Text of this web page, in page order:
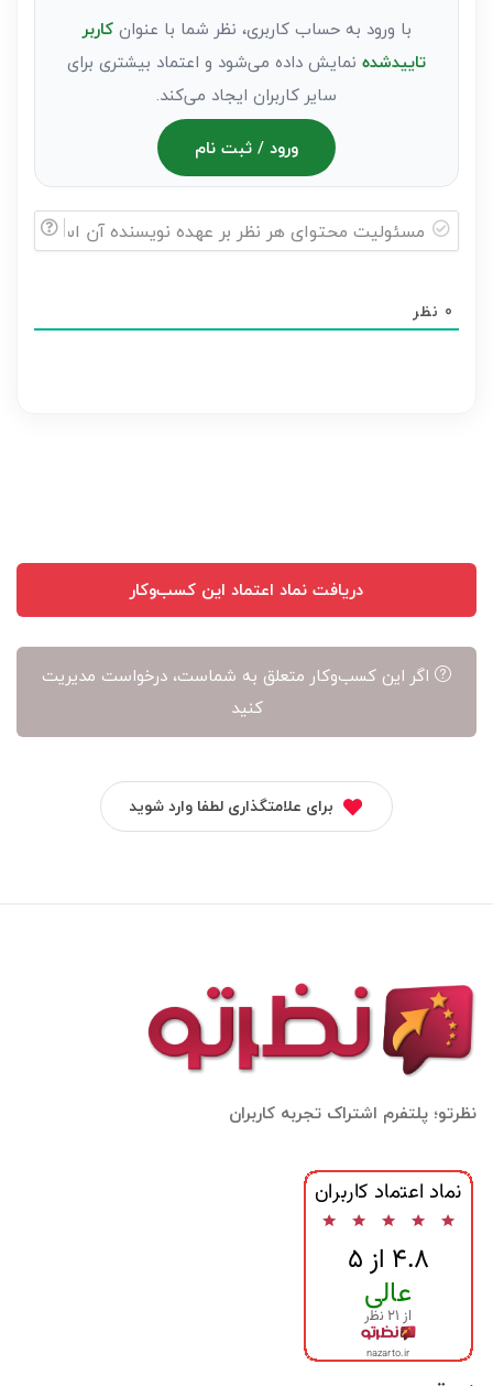
با ورود به حساب کاربری، نظر شما با عنوانکاربر
تاییدشده نمایش داده می‌شود و اعتماد بیشتری برای
سایر کاربران ایجاد می‌کند.
ورود / ثبت نام
هر
0 نظر
دریافت نماد اعتماد این کسب‌وکار
اگر این کسب‌وکار متعلق به شماست، درخواست مدیریت
کنید
برای علامتگذاری لطفا وارد شوید
نظرتو؛ پلتفرم اشتراک تجربه کاربران